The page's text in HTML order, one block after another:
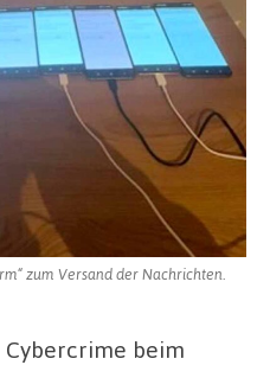
Kripo
„Cybercrime“:
Fünf
falsche
Bankmitarbeiter
festgenommen
zum Versand der Nachrichten.
beim